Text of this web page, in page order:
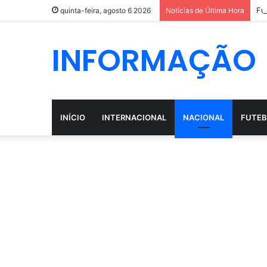
quinta-feira, agosto 6 2026 Notícias de Última Hora
INFORMAÇÃO
INÍCIO INTERNACIONAL NACIONAL